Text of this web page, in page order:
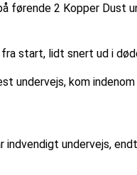
førende 2 Kopper Dust
start, lidt snert ud i
undervejs, kom
indvendigt undervejs,